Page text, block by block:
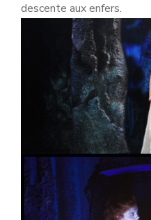
descente aux enfers.